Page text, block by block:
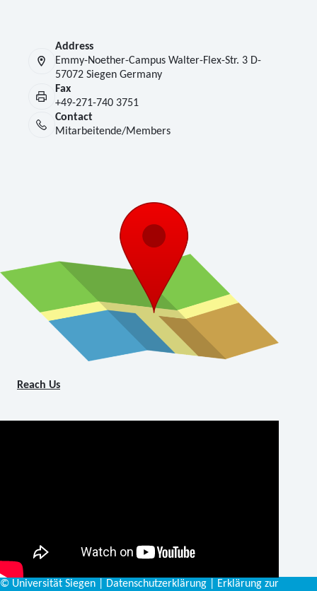
Address
Emmy-Noether-Campus Walter-Flex-Str. 3 D-
57072 Siegen Germany
Fax
+49-271-740 3751
Contact
Mitarbeitende/Members
Reach Us
© Universität Siegen Datenschutzerklärung Erklärung zur